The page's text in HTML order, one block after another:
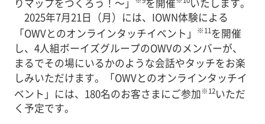
2025年7月21日（月）には、IOWN体験による
「OWVとのオンラインタッチイベント」
※11を開催
し、4人組ボーイズグループのOWVのメンバーが、
まるでその場にいるかのような会話やタッチをお楽
しみいただけます。「OWVとのオンラインタッチイ
ベント」には、180名のお客さまにご参加※12いただ
く予定です。